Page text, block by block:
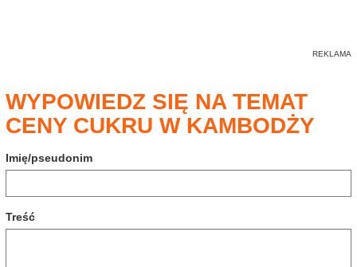
WYPOWIEDZ SIĘ NA TEMAT
CENY CUKRU W KAMBODŻY
Imię/pseudonim
Treść